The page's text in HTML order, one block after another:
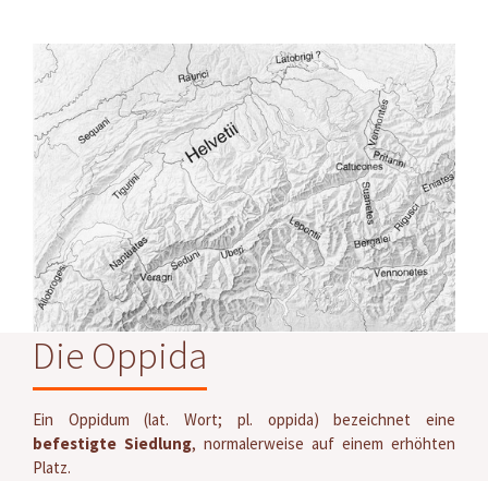
Die Oppida
Ein Oppidum (lat. Wort; pl. oppida) bezeichnet eine
befestigte Siedlung, normalerweise auf einem erhöhten
Platz.